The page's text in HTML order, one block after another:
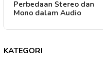
Perbedaan Stereo dan
Mono dalam Audio
KATEGORI